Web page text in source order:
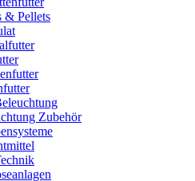
& Pellets
Zubehör